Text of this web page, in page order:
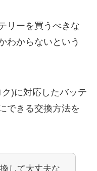
リーを買うべきな
わからないという
)に対応したバッテ
できる交換方法を
して大丈夫な